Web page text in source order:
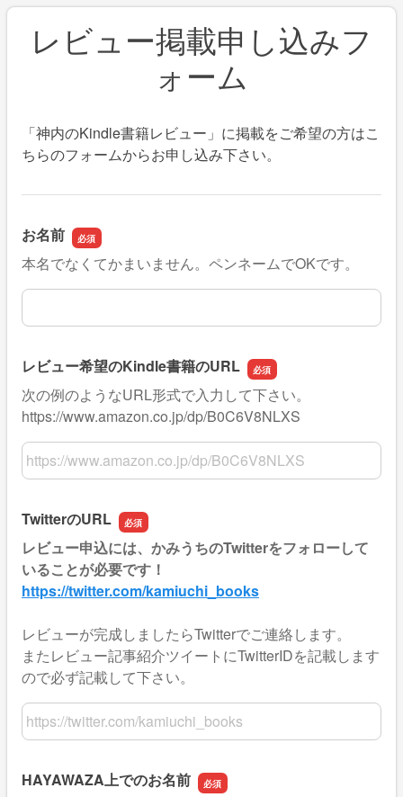
レビュー掲載申し込みフ
ォーム
「神内のKindle書籍レビュー」に掲載をご希望の方はこ
ちらのフォームからお申し込み下さい。
お名前
本名でなくてかまいません。ペンネームでOKです。
お名前
レビュー希望のKindle書籍のURL
次の例のようなURL形式で入力して下さい。
https://www.amazon.co.jp/dp/B0C6V8NLXS
レビュー希望のKindle書籍のURL
TwitterのURL
レビュー申込には、かみうちのTwitterをフォローして
いることが必要です！
https://twitter.com/kamiuchi_books
レビューが完成しましたらTwitterでご連絡します。
またレビュー記事紹介ツイートにTwitterIDを記載します
ので必ず記載して下さい。
TwitterのURL
HAYAWAZA上でのお名前